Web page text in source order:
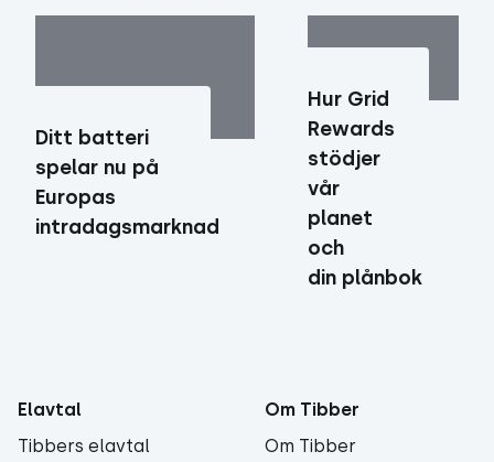
Ditt batteri
spelar nu på
Europas
intradagsmarknad
Hur Grid
Rewards
stödjer
vår
planet
och
din plånbok
Elavtal
Tibbers elavtal
Om Tibber
Om Tibber